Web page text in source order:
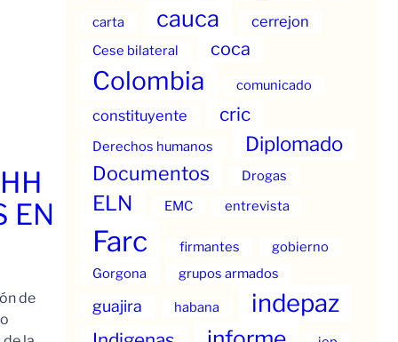
EN
de
carta cauca cerrejon
Cese bilateral coca
Colombia comunicado
constituyente cric
Derechos humanos Diplomado
Documentos Drogas
ELN EMC entrevista
Farc firmantes
gobierno
Gorgona
grupos armados
guajira habana indepaz